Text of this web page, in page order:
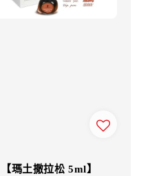
【瑪土撒拉松 5ml】